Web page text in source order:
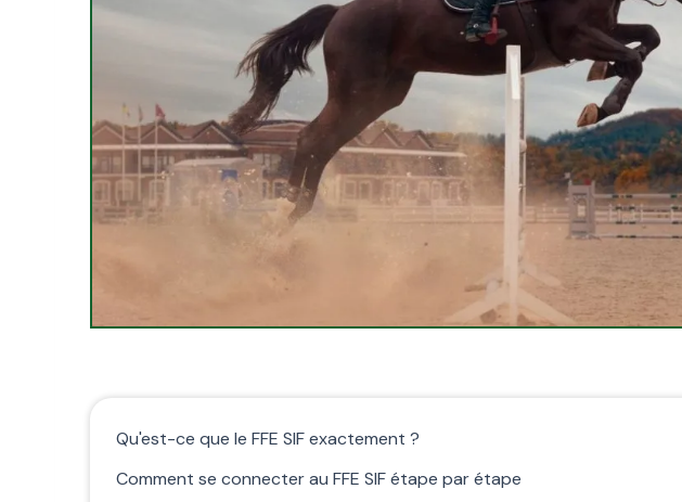
Qu'est-ce que le FFE SIF exactement ?
Comment se connecter au FFE SIF étape par étape